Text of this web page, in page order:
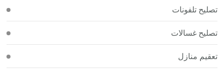
تصليح تلفونات
تصليح غسالات
تعقيم منازل